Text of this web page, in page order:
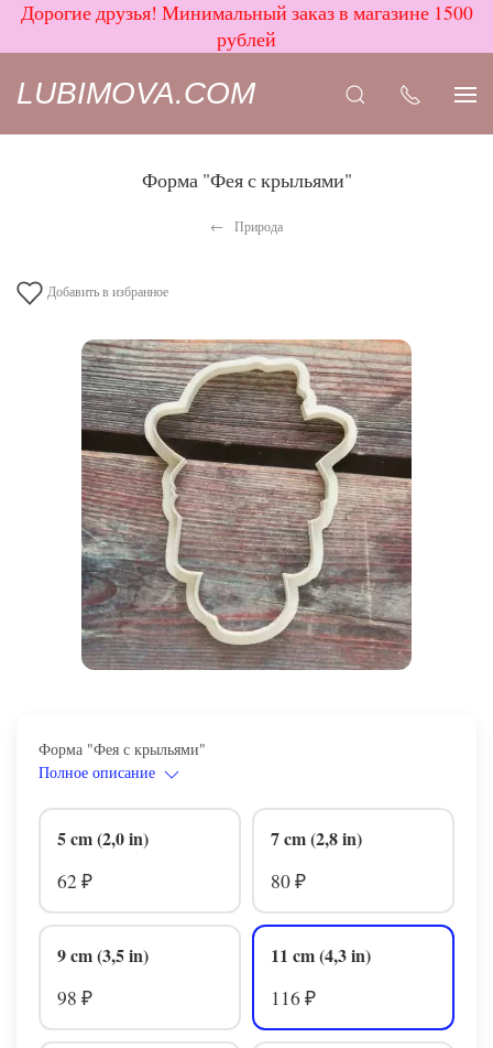
Дорогие друзья! Минимальный заказ в магазине 1500
рублей
LUBIMOVA.COM
Форма "Фея с крыльями"
Природа
Добавить в избранное
Форма "Фея с крыльями"
Полное описание
5 cm (2,0 in)
62 ₽
7 cm (2,8 in)
80 ₽
9 cm (3,5 in)
98 ₽
11 cm (4,3 in)
116 ₽